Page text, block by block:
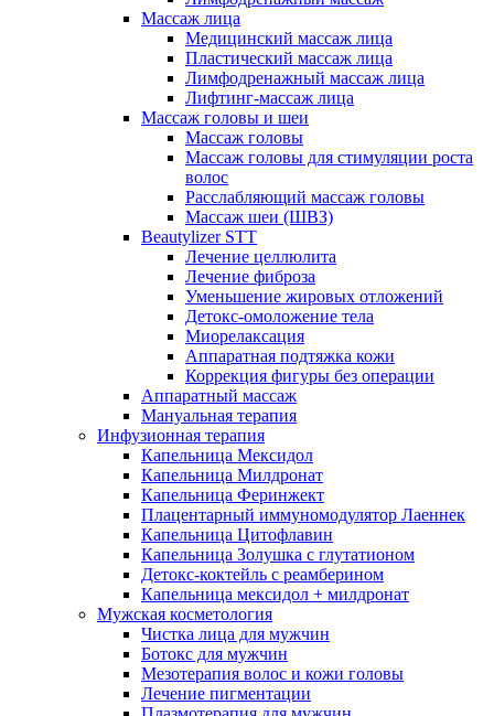
Массаж лица
Медицинский массаж лица
Пластический массаж лица
Лимфодренажный массаж лица
Лифтинг-массаж лица
Массаж головы и шеи
Массаж головы
Массаж головы для стимуляции роста
волос
Расслабляющий массаж головы
Массаж шеи (ШВЗ)
Beautylizer STT
Лечение целлюлита
Лечение фиброза
Уменьшение жировых отложений
Детокс-омоложение тела
Миорелаксация
Аппаратная подтяжка кожи
Коррекция фигуры без операции
Аппаратный массаж
Мануальная терапия
Инфузионная терапия
Капельница Мексидол
Капельница Милдронат
Капельница Феринжект
Плацентарный иммуномодулятор Лаеннек
Капельница Цитофлавин
Капельница Золушка с глутатионом
Детокс-коктейль с реамберином
Капельница мексидол + милдронат
Мужская косметология
Чистка лица для мужчин
Ботокс для мужчин
Мезотерапия волос и кожи головы
Лечение пигментации